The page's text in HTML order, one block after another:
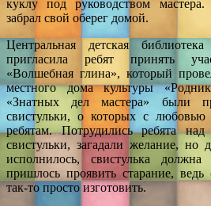
куклу под руководством
забрал свой оберег домой.
Центральная детская библиотека
пригласила ребят принять
«Волшебная глина», который
местного дома культуры
«Знатных дел мастера» были
свистульки, о которых с любовью
ребятам. Потрудились ребята
свистульки, загадали желание, но
исполнилось, свистулька
пришлось проявить старание, ведь
так-то просто изготовить.